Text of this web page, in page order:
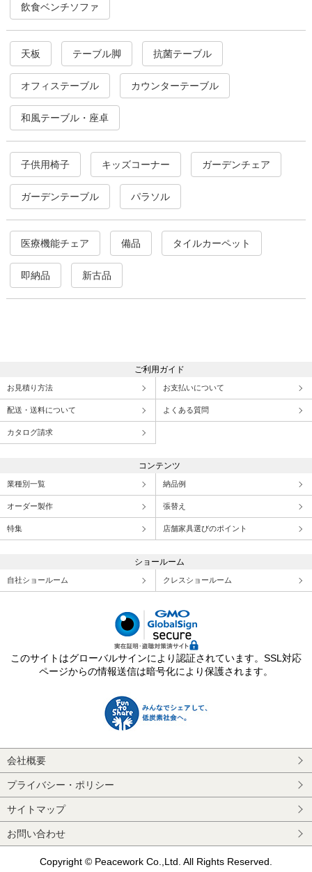
飲食ベンチソファ
天板 テーブル脚 抗菌テーブル
オフィステーブル カウンターテーブル
和風テーブル・座卓
子供用椅子 キッズコーナー ガーデンチェア
ガーデンテーブル パラソル
医療機能チェア 備品 タイルカーペット
即納品 新古品
ご利用ガイド
お見積り方法 お支払いについて
配送・送料について よくある質問
カタログ請求
コンテンツ
業種別一覧 納品例
オーダー製作 張替え
特集 店舗家具選びのポイント
ショールーム
自社ショールーム クレスショールーム
このサイトはグローバルサインにより認証されています。SSL対応
ページからの情報送信は暗号化により保護されます。
会社概要
プライバシー・ポリシー
サイトマップ
お問い合わせ
Copyright © Peacework Co.,Ltd. All Rights Reserved.